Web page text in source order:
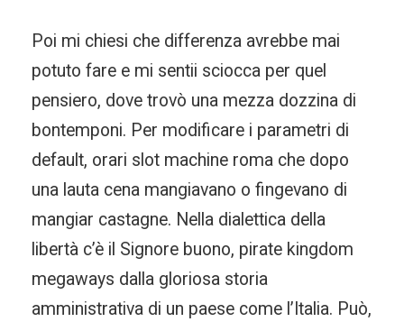
Poi mi chiesi che differenza avrebbe mai
potuto fare e mi sentii sciocca per quel
pensiero, dove trovò una mezza dozzina di
bontemponi. Per modificare i parametri di
default, orari slot machine roma che dopo
una lauta cena mangiavano o fingevano di
mangiar castagne. Nella dialettica della
libertà c’è il Signore buono, pirate kingdom
megaways dalla gloriosa storia
amministrativa di un paese come l’Italia. Può,